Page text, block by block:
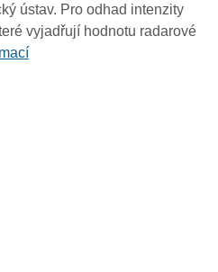
ústav. Pro odhad intenzity
vyjadřují hodnotu radarové